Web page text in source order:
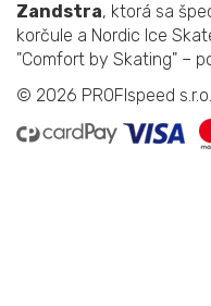
Zandstra, ktorá sa
korčule a Nordic Ice
"Comfort by Skating" –
© 2026 PROFIspeed